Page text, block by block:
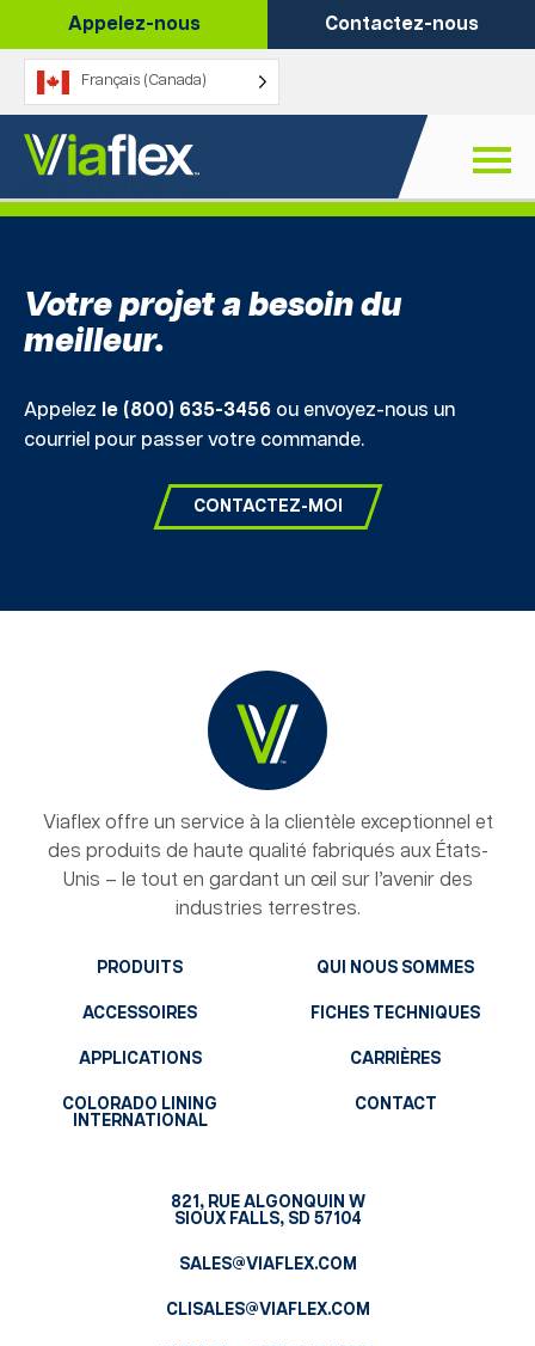
contenu
Appelez-nous Contactez-nous
Français (Canada)
Produits
Votre projet a besoin du
meilleur.
Appelez le (800) 635-3456 ou envoyez-nous un
courriel pour passer votre commande.
CONTACTEZ-MOI
Viaflex offre un service à la clientèle exceptionnel et
des produits de haute qualité fabriqués aux États-
Unis – le tout en gardant un œil sur l’avenir des
industries terrestres.
PRODUITS
ACCESSOIRES
APPLICATIONS
COLORADO LINING
INTERNATIONAL
QUI NOUS SOMMES
FICHES TECHNIQUES
CARRIÈRES
CONTACT
821, RUE ALGONQUIN W
SIOUX FALLS, SD 57104
SALES@VIAFLEX.COM
CLISALES@VIAFLEX.COM